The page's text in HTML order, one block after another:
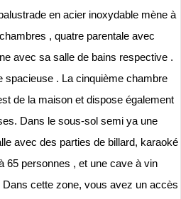
en acier inoxydable mène à
, quatre parentale avec
avec sa salle de bains respective .
spacieuse . La cinquième chambre
de la maison et dispose également
Dans le sous-sol semi ya une
avec des parties de billard, karaoké
65 personnes , et une cave à vin
cette zone, vous avez un accès